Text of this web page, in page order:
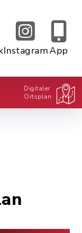
InstagramApp
Digitaler
Ortsplan